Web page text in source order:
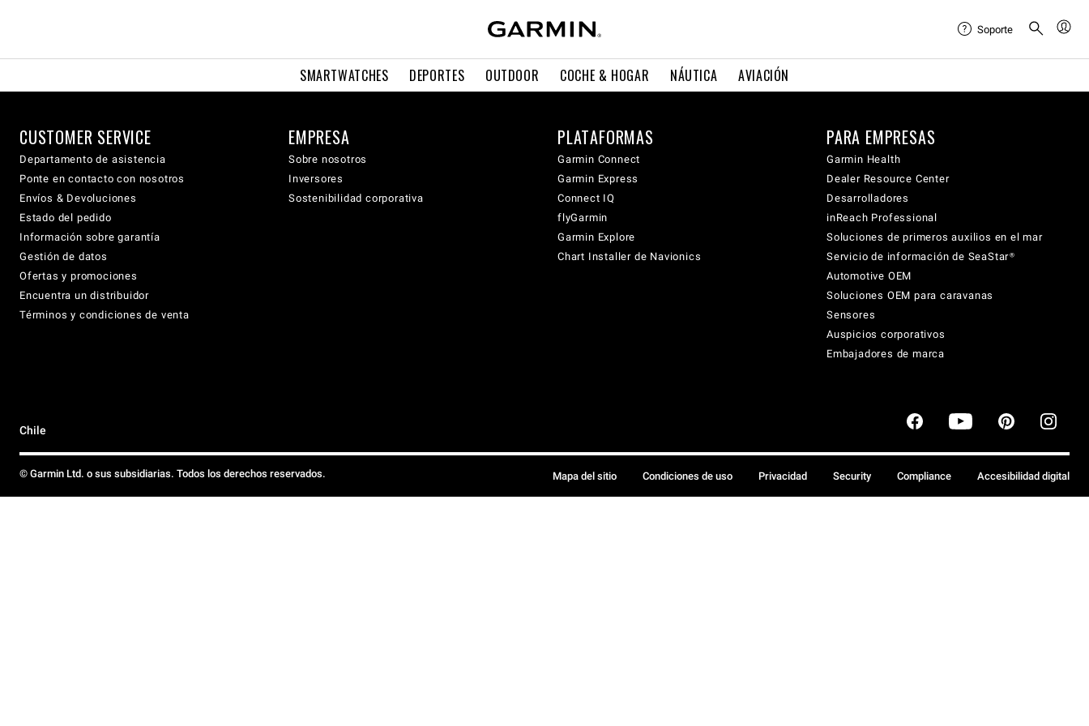
SMARTWATCHES DEPORTES OUTDOOR COCHE & HOGAR NÁUTICA AVIACIÓN
Soporte
CUSTOMER SERVICE
Departamento de asistencia
Ponte en contacto con nosotros
Envíos & Devoluciones
Estado del pedido
Información sobre garantía
Gestión de datos
Ofertas y promociones
Encuentra un distribuidor
Términos y condiciones de venta
EMPRESA
Sobre nosotros
Inversores
Sostenibilidad corporativa
PLATAFORMAS
Garmin Connect
Garmin Express
Connect IQ
flyGarmin
Garmin Explore
Chart Installer de Navionics
PARA EMPRESAS
Garmin Health
Dealer Resource Center
Desarrolladores
inReach Professional
Soluciones de primeros auxilios en el mar
Servicio de información de SeaStar®
Automotive OEM
Soluciones OEM para caravanas
Sensores
Auspicios corporativos
Embajadores de marca
Chile
© Garmin Ltd. o sus subsidiarias. Todos los derechos reservados. Mapa del sitio Condiciones de uso Privacidad Security Compliance Accesibilidad digital